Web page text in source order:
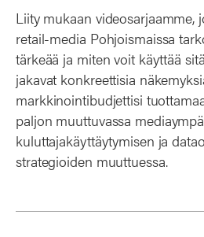
Liity mukaan videosarjaamme,
retail-media Pohjoismaissa
tärkeää ja miten voit käyttää
jakavat konkreettisia
markkinointibudjettisi
paljon muuttuvassa
kuluttajakäyttäytymisen ja
strategioiden muuttuessa.